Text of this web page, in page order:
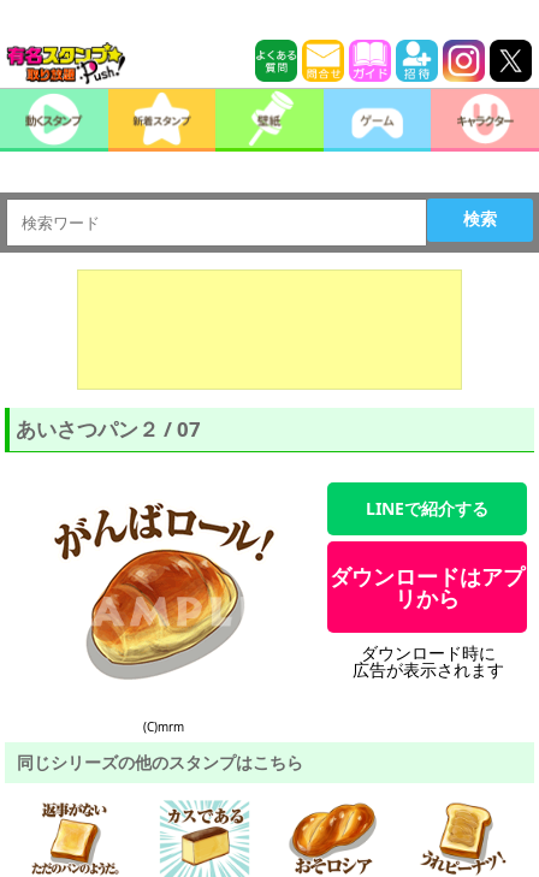
検索
あいさつパン２ / 07
(C)mrm
LINEで紹介する
ダウンロードはアプ
リから
ダウンロード時に
広告が表示されます
同じシリーズの他のスタンプはこちら